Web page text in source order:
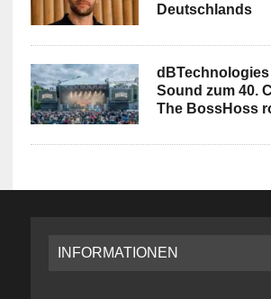
Deutschlands
dBTechnologies
Sound zum 40.
The BossHoss
INFORMATIONEN